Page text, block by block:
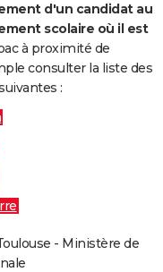
d'un candidat au
scolaire où il est
à proximité de
consulter la liste des
:
- Ministère de